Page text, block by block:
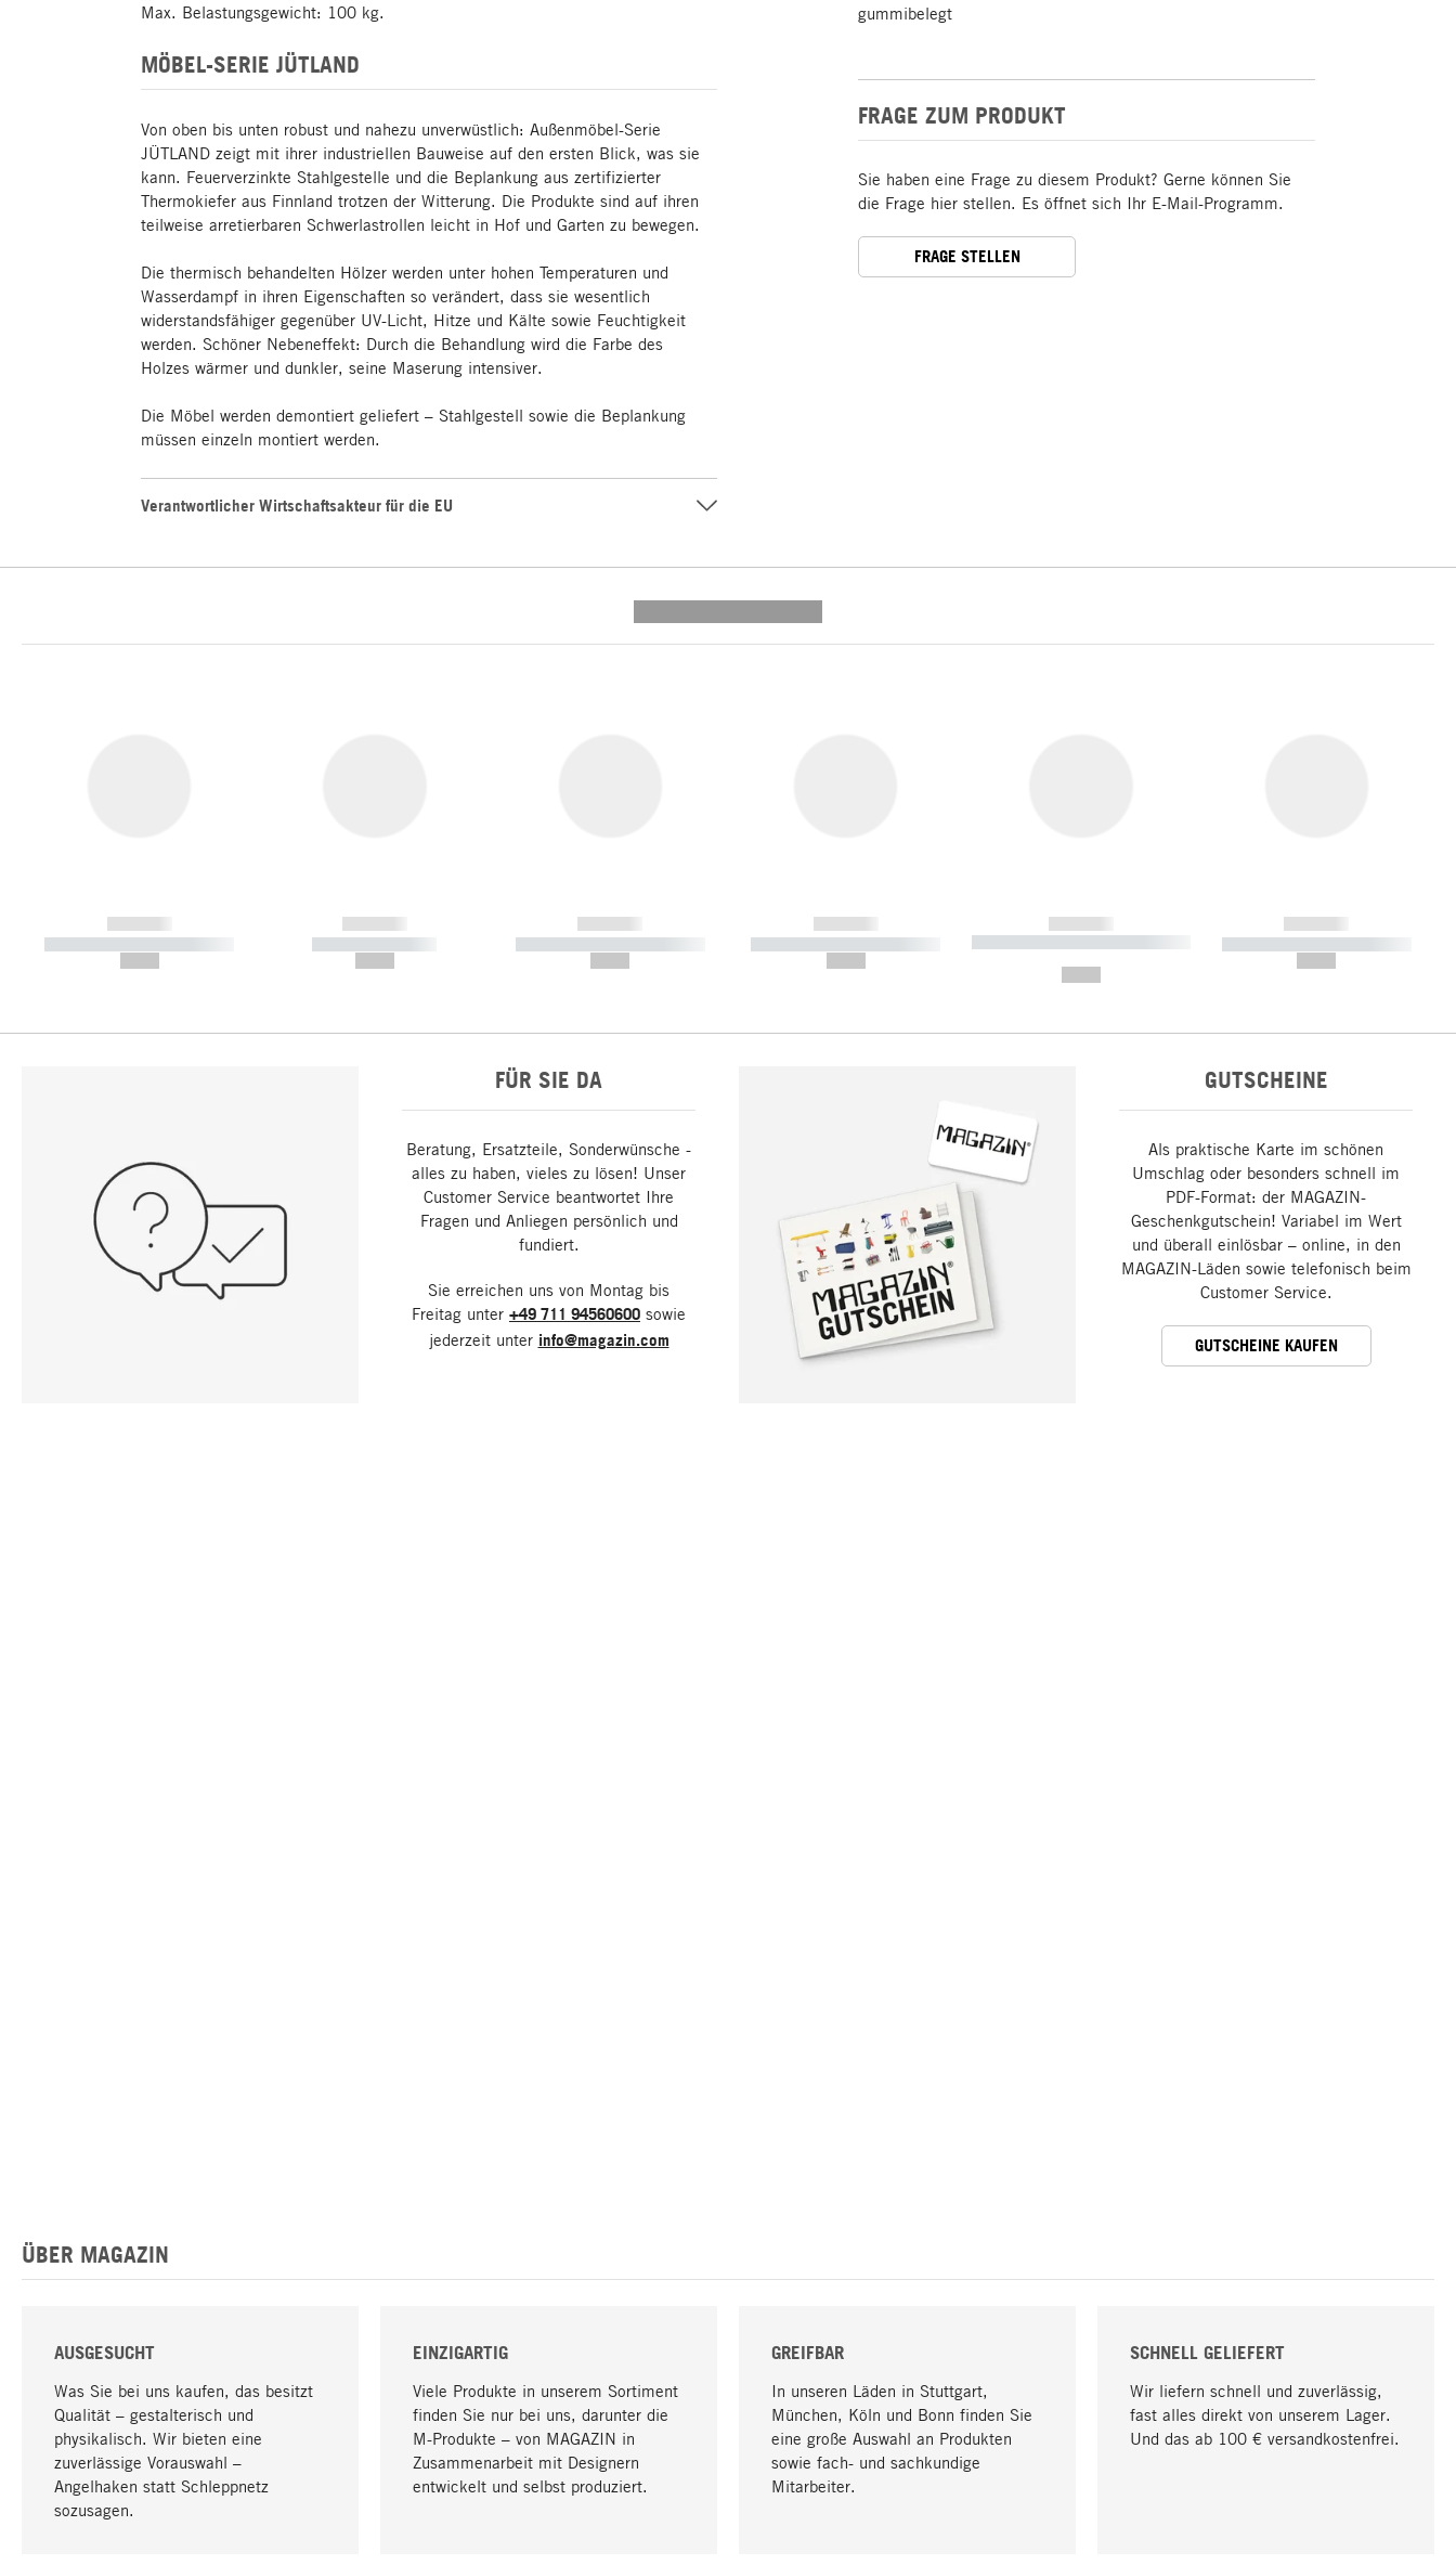
Max. Belastungsgewicht: 100 kg.
MÖBEL-SERIE JÜTLAND
Von oben bis unten robust und nahezu unverwüstlich: Außenmöbel-Serie
JÜTLAND zeigt mit ihrer industriellen Bauweise auf den ersten Blick, was sie
kann. Feuerverzinkte Stahlgestelle und die Beplankung aus zertifizierter
Thermokiefer aus Finnland trotzen der Witterung. Die Produkte sind auf ihren
teilweise arretierbaren Schwerlastrollen leicht in Hof und Garten zu bewegen.
Die thermisch behandelten Hölzer werden unter hohen Temperaturen und
Wasserdampf in ihren Eigenschaften so verändert, dass sie wesentlich
widerstandsfähiger gegenüber UV-Licht, Hitze und Kälte sowie Feuchtigkeit
werden. Schöner Nebeneffekt: Durch die Behandlung wird die Farbe des
Holzes wärmer und dunkler, seine Maserung intensiver.
Die Möbel werden demontiert geliefert – Stahlgestell sowie die Beplankung
müssen einzeln montiert werden.
Verantwortlicher Wirtschaftsakteur für die EU
gummibelegt
FRAGE ZUM PRODUKT
Sie haben eine Frage zu diesem Produkt? Gerne können Sie
die Frage hier stellen. Es öffnet sich Ihr E-Mail-Programm.
FRAGE STELLEN
------------
----------- ----------- -----------
------------
----------- -----------
------------
----------- ----------- -----------
------------
----------- ----------- -----------
------------
----------- ----------- ----------- ----
------------
----------- ----------- -----------
FÜR SIE DA
Beratung, Ersatzteile, Sonderwünsche -
alles zu haben, vieles zu lösen! Unser
Customer Service beantwortet Ihre
Fragen und Anliegen persönlich und
fundiert.
Sie erreichen uns von Montag bis
Freitag unter +49 711 94560600 sowie
jederzeit unter info@magazin.com
GUTSCHEINE
Als praktische Karte im schönen
Umschlag oder besonders schnell im
PDF-Format: der MAGAZIN-
Geschenkgutschein! Variabel im Wert
und überall einlösbar – online, in den
MAGAZIN-Läden sowie telefonisch beim
Customer Service.
GUTSCHEINE KAUFEN
ÜBER MAGAZIN
AUSGESUCHT
Was Sie bei uns kaufen, das besitzt
Qualität – gestalterisch und
physikalisch. Wir bieten eine
zuverlässige Vorauswahl –
Angelhaken statt Schleppnetz
sozusagen.
EINZIGARTIG
Viele Produkte in unserem Sortiment
finden Sie nur bei uns, darunter die
M-Produkte – von MAGAZIN in
Zusammenarbeit mit Designern
entwickelt und selbst produziert.
GREIFBAR
In unseren Läden in Stuttgart,
München, Köln und Bonn finden Sie
eine große Auswahl an Produkten
sowie fach- und sachkundige
Mitarbeiter.
SCHNELL GELIEFERT
Wir liefern schnell und zuverlässig,
fast alles direkt von unserem Lager.
Und das ab 100 € versandkostenfrei.